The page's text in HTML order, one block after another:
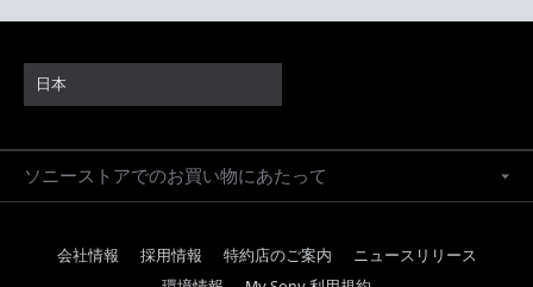
オーバーシーズモデルに関してのご案内はこちら
日本
ソニーストアでのお買い物にあたって